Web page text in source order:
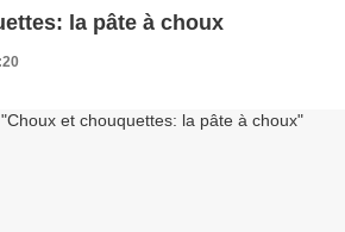
la pâte à choux